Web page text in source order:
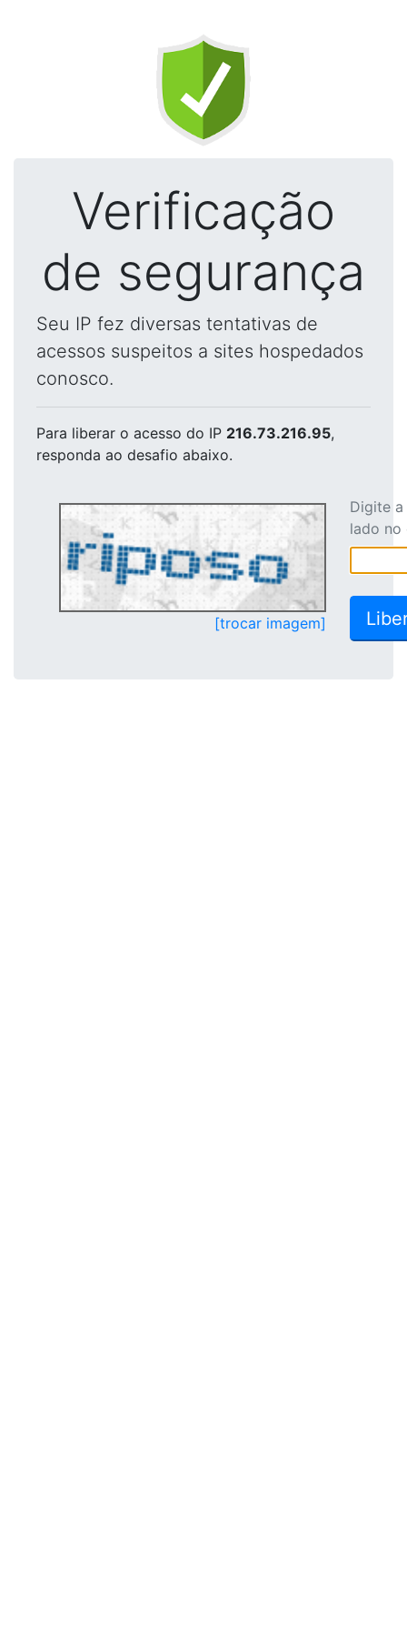
Verificação
de segurança
Seu IP fez diversas tentativas de
acessos suspeitos a sites hospedados
conosco.
Para liberar o acesso do IP 216.73.216.95,
responda ao desafio abaixo.
[trocar imagem]
Digite
lado no